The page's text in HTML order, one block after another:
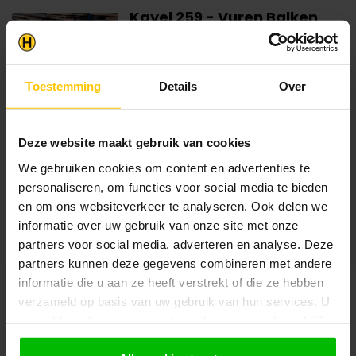
Toestemming Details Over
Deze website maakt gebruik van cookies
We gebruiken cookies om content en advertenties te
personaliseren, om functies voor social media te bieden
en om ons websiteverkeer te analyseren. Ook delen we
informatie over uw gebruik van onze site met onze
partners voor social media, adverteren en analyse. Deze
partners kunnen deze gegevens combineren met andere
informatie die u aan ze heeft verstrekt of die ze hebben
verzameld op basis van uw gebruik van hun services. U
gebruiken.
Kavel 259 - Vuren Balken
Dikte:
4.5 cm
Lengte: 360 cm
Dit B-keuze houtpakket is een voordelige
Op voorraad in webshop
Dit product is op voorraad.
Bekijken
Kavel 263 - Vuren Balken